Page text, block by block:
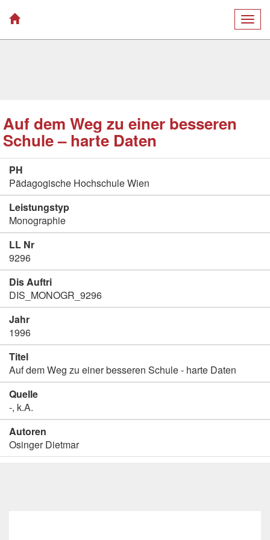
Auf dem Weg zu einer besseren
Schule – harte Daten
PH
Pädagogische Hochschule Wien
Leistungstyp
Monographie
LL Nr
9296
Dis Auftri
DIS_MONOGR_9296
Jahr
1996
Titel
Auf dem Weg zu einer besseren Schule - harte Daten
Quelle
-, k.A.
Autoren
Osinger Dietmar